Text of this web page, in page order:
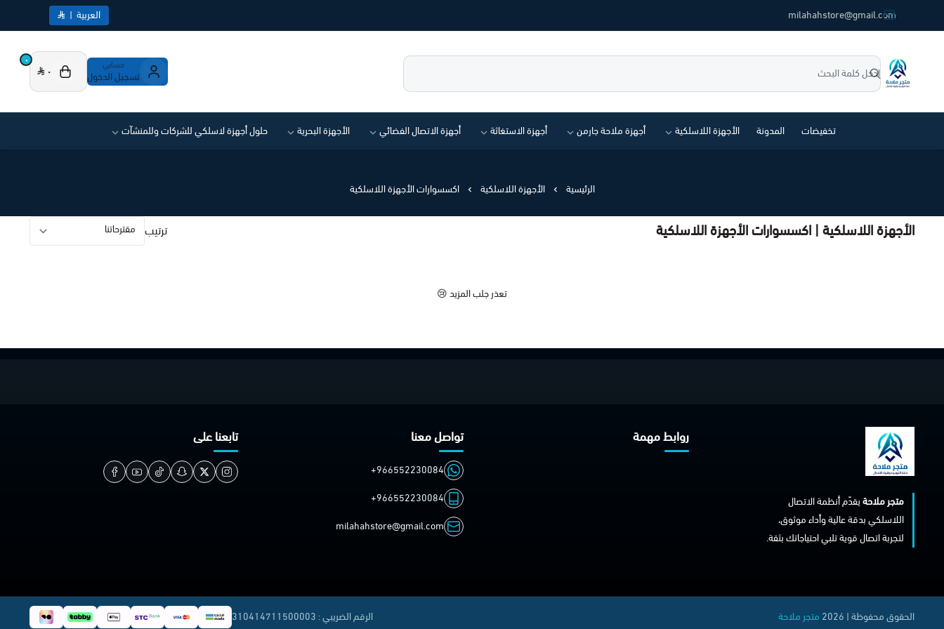
common.titles.skip_to_main_content
milahahstore@gmail.com العربية |
متجر ملاحة
حسابي
تسجيل الدخول
٠
٠
تخفيضات المدونة الأجهزة اللاسلكية أجهزة ملاحة جارمن أجهزة الاستغاثة أجهزة الاتصال الفضائي الأجهزة البحرية حلول أجهزة لاسلكي للشركات وللمنشآت
الرئيسية الأجهزة اللاسلكية اكسسوارات الأجهزة اللاسلكية
الأجهزة اللاسلكية | اكسسوارات الأجهزة اللاسلكية ترتيب
تعذر جلب المزيد 😢
متجر ملاحةيقدّم أنظمة الاتصال
اللاسلكي بدقة عالية وأداء موثوق،
لتجربة اتصال قوية تلبي احتياجاتك بثقة.
روابط مهمة تواصل معنا
+966552230084
+966552230084
milahahstore@gmail.com
تابعنا على
الحقوق محفوظة | 2026 متجر ملاحة الرقم الضريبي : 310414711500003